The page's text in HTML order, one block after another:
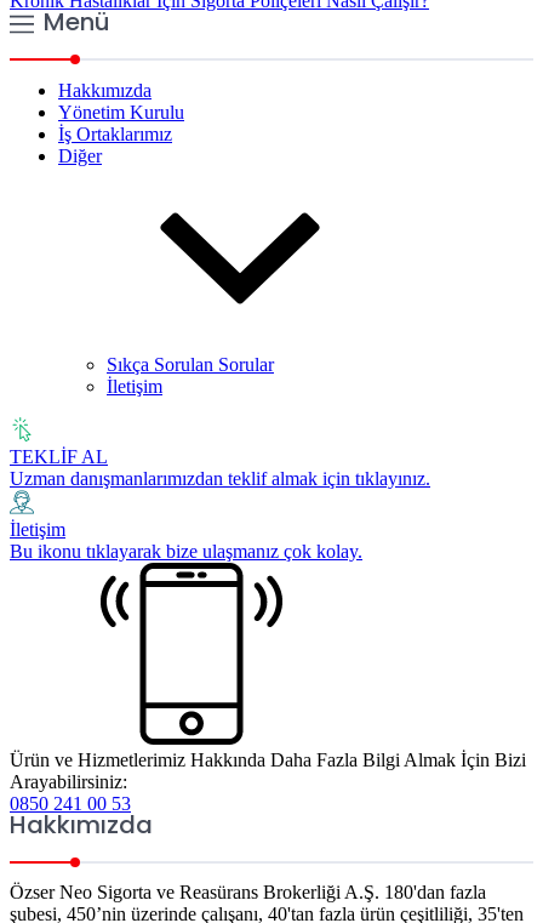
Menü
Hakkımızda
Yönetim Kurulu
İş Ortaklarımız
Diğer
Sıkça Sorulan Sorular
İletişim
TEKLİF AL
Uzman danışmanlarımızdan teklif almak için tıklayınız.
İletişim
Bu ikonu tıklayarak bize ulaşmanız çok kolay.
Ürün ve Hizmetlerimiz Hakkında Daha Fazla Bilgi Almak İçin Bizi
Arayabilirsiniz:
0850 241 00 53
Hakkımızda
Özser Neo Sigorta ve Reasürans Brokerliği A.Ş. 180'dan fazla
şubesi, 450’nin üzerinde çalışanı, 40'tan fazla ürün çeşitliliği, 35'ten